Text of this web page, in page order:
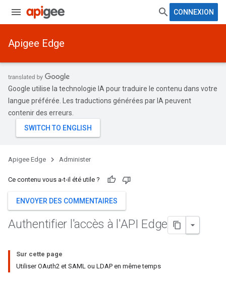
CONNEXION
Apigee Edge
Google utilise la technologie IA pour traduire le contenu dans votre
langue préférée. Les traductions générées par IA peuvent
contenir des erreurs.
Apigee Edge Administer
Ce contenu vous a-t-il été utile ?
ENVOYER DES COMMENTAIRES
Authentifier l'accès à l'API Edge
Sur cette page
Utiliser OAuth2 et SAML ou LDAP en même temps